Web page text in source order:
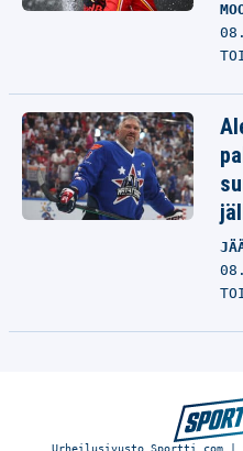
Urheilusivusto Sportti.com |